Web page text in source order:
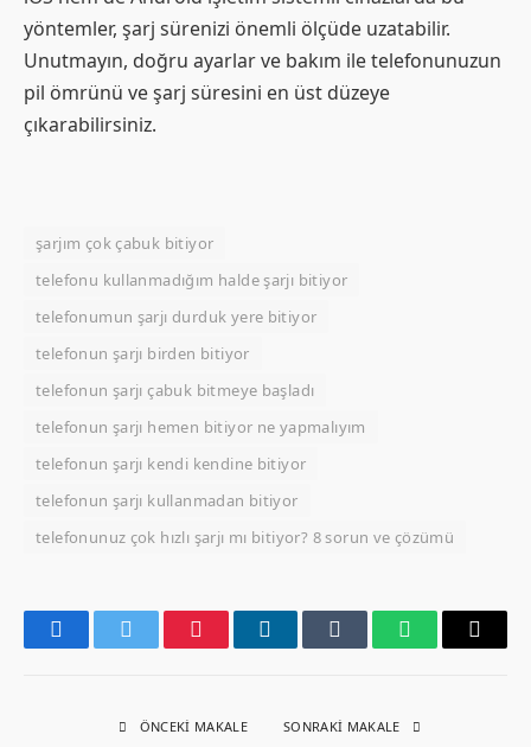
yöntemler, şarj sürenizi önemli ölçüde uzatabilir.
Unutmayın, doğru ayarlar ve bakım ile telefonunuzun
pil ömrünü ve şarj süresini en üst düzeye
çıkarabilirsiniz.
şarjım çok çabuk bitiyor
telefonu kullanmadığım halde şarjı bitiyor
telefonumun şarjı durduk yere bitiyor
telefonun şarjı birden bitiyor
telefonun şarjı çabuk bitmeye başladı
telefonun şarjı hemen bitiyor ne yapmalıyım
telefonun şarjı kendi kendine bitiyor
telefonun şarjı kullanmadan bitiyor
telefonunuz çok hızlı şarjı mı bitiyor? 8 sorun ve çözümü
FacebookTwitter PinterestLinkedInTumblr WhatsAppEmail
ÖNCEKI MAKALE SONRAKI MAKALE